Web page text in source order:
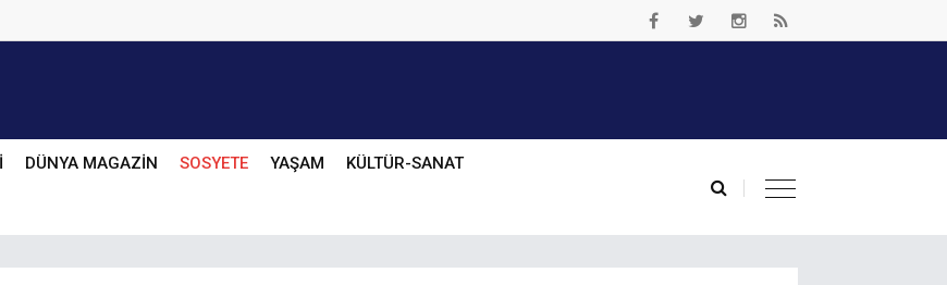
DÜNYA MAGAZİN SOSYETE YAŞAM KÜLTÜR-SANAT